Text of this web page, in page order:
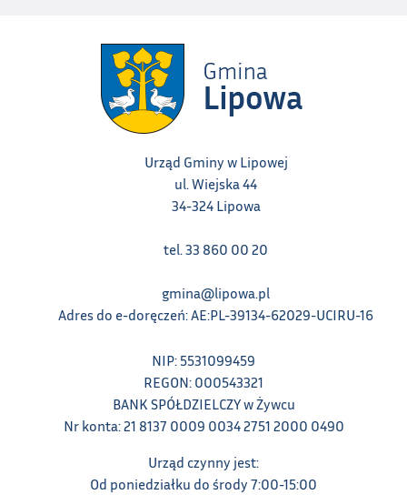
Urząd Gminy w Lipowej
ul. Wiejska 44
34-324 Lipowa
tel. 33 860 00 20
gmina@lipowa.pl
Adres do e-doręczeń: AE:PL-39134-62029-UCIRU-16
NIP: 5531099459
REGON: 000543321
BANK SPÓŁDZIELCZY w Żywcu
Nr konta: 21 8137 0009 0034 2751 2000 0490
Urząd czynny jest:
Od poniedziałku do środy 7:00-15:00